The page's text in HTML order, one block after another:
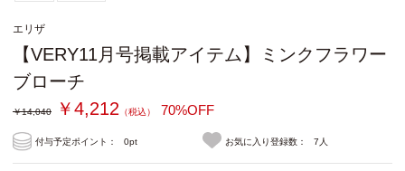
エリザ
【VERY11月号掲載アイテム】ミンクフラワー
ブローチ
￥14,040 ￥4,212 （税込） 70%OFF
付与予定ポイント： 0pt お気に入り登録数： 7人